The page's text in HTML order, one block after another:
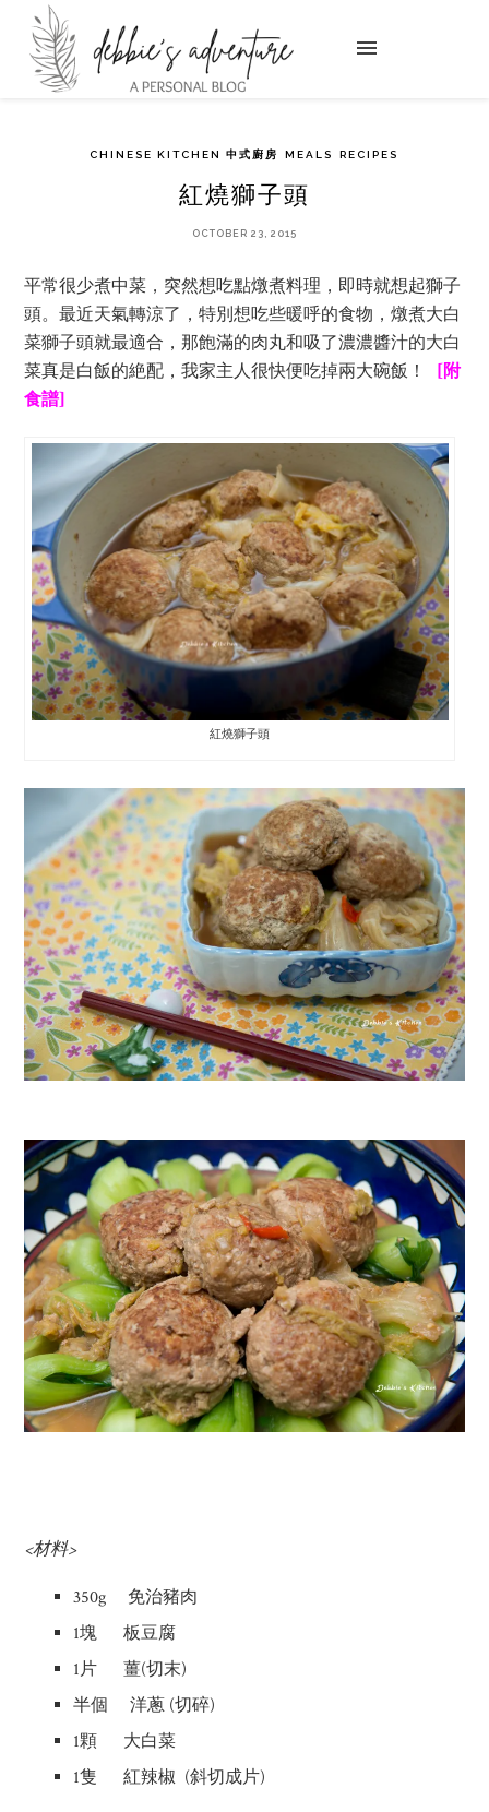
CHINESE KITCHEN 中式廚房 MEALS RECIPES
紅燒獅子頭
OCTOBER 23, 2015
平常很少煮中菜，突然想吃點燉煮料理，即時就想起獅子
頭。最近天氣轉涼了，特別想吃些暖呼的食物，燉煮大白
菜獅子頭就最適合，那飽滿的肉丸和吸了濃濃醬汁的大白
菜真是白飯的絶配，我家主人很快便吃掉兩大碗飯！
[附
食譜]
紅燒獅子頭
<材料>
350g 免治豬肉
1塊 板豆腐
1片 薑(切末)
半個 洋蔥 (切碎)
1顆 大白菜
1隻 紅辣椒 (斜切成片)